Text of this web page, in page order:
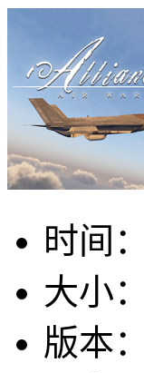
时间：
大小：
版本：